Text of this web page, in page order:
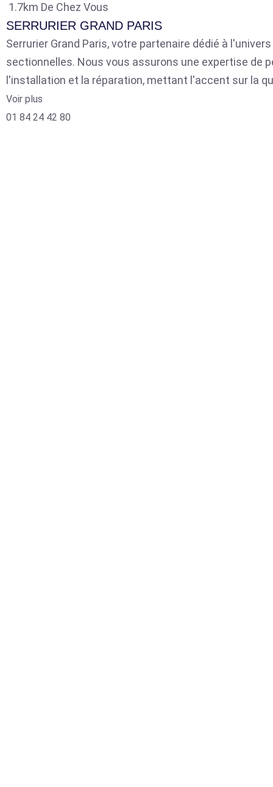
1.7km De Chez Vous
SERRURIER GRAND PARIS
Serrurier Grand Paris, votre partenaire dédié à
sectionnelles. Nous vous assurons une expertise de
l'installation et la réparation, mettant l'accent sur la
Voir plus
01 84 24 42 80